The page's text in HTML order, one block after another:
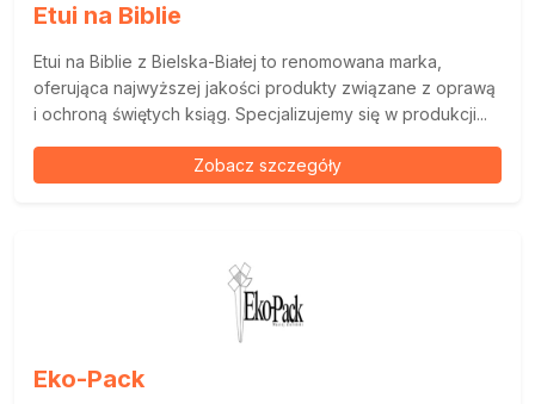
Etui na Biblie
Etui na Biblie z Bielska-Białej to renomowana marka,
oferująca najwyższej jakości produkty związane z oprawą
i ochroną świętych ksiąg. Specjalizujemy się w produkcji...
Zobacz szczegóły
Eko-Pack